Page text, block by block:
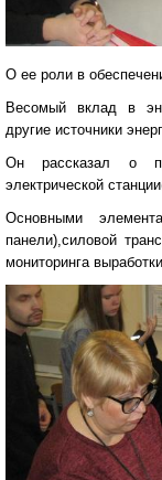
О ее роли в
Весомый вклад в
другие источники
Он рассказал о
электрической
Основными
панели),силовой
мониторинга